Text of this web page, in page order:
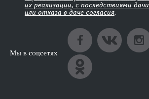
их реализации, с последствиями
или отказа в даче согласия.
Мы в соцсетях